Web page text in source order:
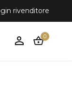
rivenditore
0